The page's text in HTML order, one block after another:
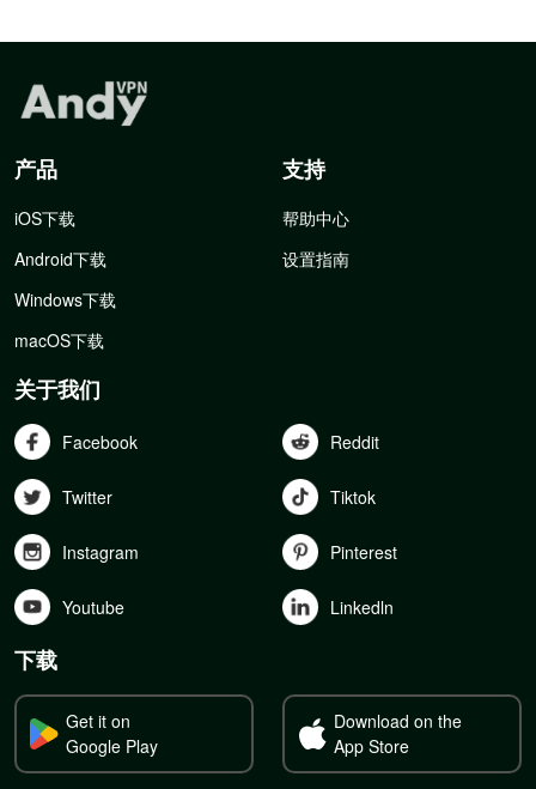
产品
iOS下载
Android下载
Windows下载
macOS下载
支持
帮助中心
设置指南
关于我们
Facebook Reddit
Twitter Tiktok
Instagram Pinterest
Youtube Linkedln
下载
Get it on
Google Play
Download on the
App Store